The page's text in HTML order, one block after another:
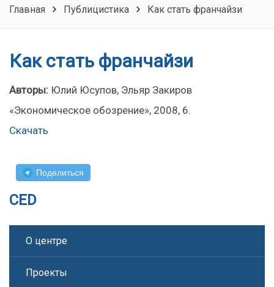
Главная Публицистика Как стать франчайзи
Как стать франчайзи
Авторы: Юлий Юсупов, Эльяр Закиров
«Экономическое обозрение», 2008, 6.
Скачать
Поделиться
CED
О центре
Проекты